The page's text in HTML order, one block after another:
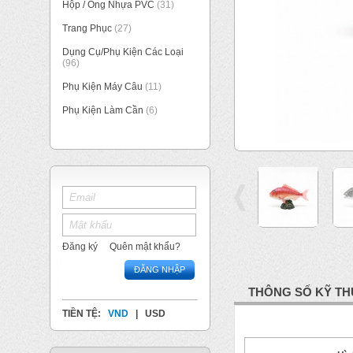
Hộp / Ống Nhựa PVC (31)
Trang Phục (27)
Dụng Cụ/Phụ Kiện Các Loại
(96)
Phụ Kiện Máy Câu (11)
Phụ Kiện Làm Cần (6)
Đăng ký Quên mật khẩu?
ĐĂNG NHẬP
TIỀN TỆ: VND USD
THÔNG SỐ KỸ